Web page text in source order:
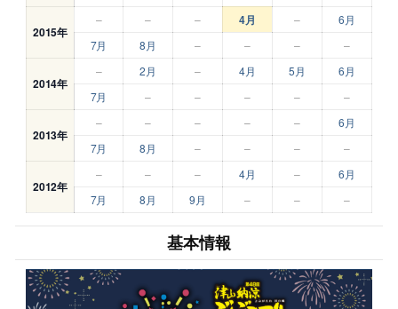
2015年
– – – 4月 –
6月
7月
8月 – – – –
2014年
– 2月 – 4月 5月
6月
7月
– – – – –
2013年
– – – – –
6月
7月
8月 – – – –
2012年
– – – 4月 –
6月
7月
8月 9月 – – –
基本情報